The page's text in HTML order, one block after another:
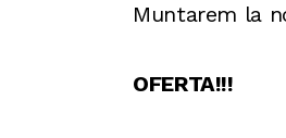
Muntarem la
OFERTA!!!